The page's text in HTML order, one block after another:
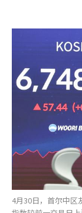
4月30日，首尔中区